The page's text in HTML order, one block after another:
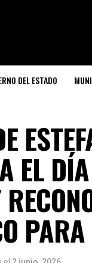
DEL ESTADO
EL